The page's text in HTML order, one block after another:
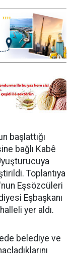
başlattığı
bağlı Kabê
Toplantıya
Eşsözcüleri
Eşbaşkanı
yer aldı.
belediye ve